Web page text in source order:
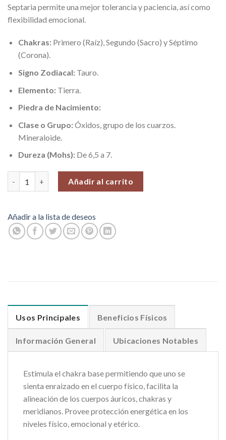
Septaria permite una mejor tolerancia y paciencia, así como
flexibilidad emocional.
Chakras:Primero (Raíz), Segundo (Sacro) y Séptimo
(Corona).
Signo Zodiacal:Tauro.
Elemento:Tierra.
Piedra de Nacimiento:
Clase o Grupo:Óxidos, grupo de los cuarzos.
Mineraloide.
Dureza (Mohs):De 6,5 a 7.
Añadir al carrito
Añadir a la lista de deseos
Usos Principales Beneficios Físicos
Información General Ubicaciones Notables
Estimula el chakra base permitiendo que uno se
sienta enraizado en el cuerpo físico, facilita la
alineación de los cuerpos áuricos, chakras y
meridianos. Provee protección energética en los
niveles físico, emocional y etérico.